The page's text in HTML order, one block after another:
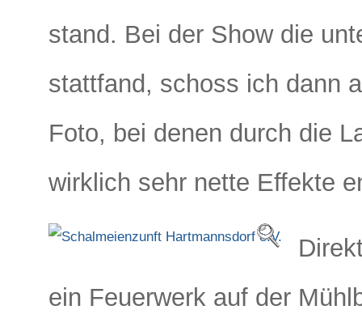
stand. Bei der Show die
stattfand, schoss ich dann
Foto, bei denen durch die
wirklich sehr nette Effekte
ein Feuerwerk auf der